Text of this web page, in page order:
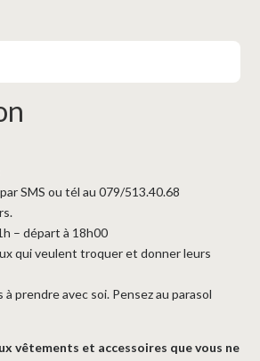
SMS ou tél au079/513.40.68
– départ à 18h00
qui veulent troquer et donner leurs
prendre avec soi. Pensez au parasol
vêtements et accessoires que vous ne